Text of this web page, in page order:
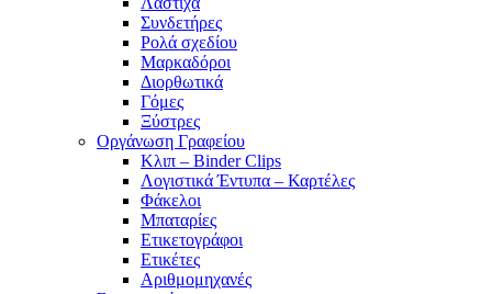
Συνδετήρες
Ρολά σχεδίου
Μαρκαδόροι
Διορθωτικά
Γόμες
Ξύστρες
Οργάνωση Γραφείου
Κλιπ – Binder Clips
Λογιστικά Έντυπα – Καρτέλες
Φάκελοι
Μπαταρίες
Ετικετογράφοι
Ετικέτες
Αριθμομηχανές